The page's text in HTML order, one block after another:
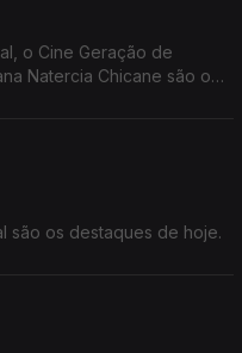
o Cine Geração de
Natercia Chicane são os
são os destaques de hoje.